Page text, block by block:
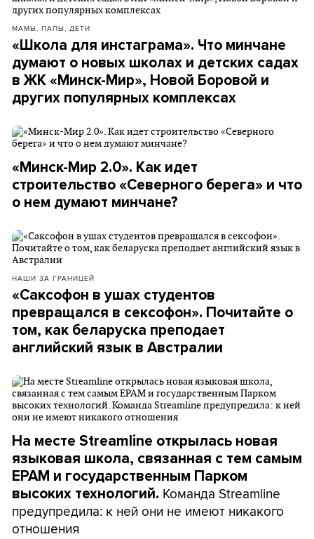
МАМЫ, ПАПЫ, ДЕТИ
«Школа для инстаграма». Что минчане
думают о новых школах и детских садах
в ЖК «Минск-Мир», Новой Боровой и
других популярных комплексах
«Минск-Мир 2.0». Как идет
строительство «Северного берега» и что
о нем думают минчане?
НАШИ ЗА ГРАНИЦЕЙ
«Саксофон в ушах студентов
превращался в сексофон». Почитайте о
том, как беларуска преподает
английский язык в Австралии
На месте Streamline открылась новая
языковая школа, связанная с тем самым
ЕРАМ и государственным Парком
высоких технологий. Команда Streamline
предупредила: к ней они не имеют никакого
отношения